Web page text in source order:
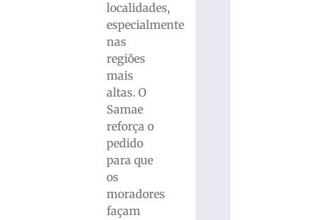
localidades,
especialmente
nas
regiões
mais
altas. O
Samae
reforça o
pedido
para que
os
moradores
façam